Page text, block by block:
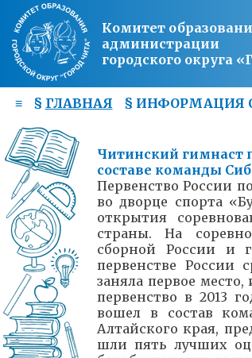
Комитет
администрации
городского округа
≡ § ГЛАВНАЯ § ИНФОРМАЦИЯ
Читинский гимнаст
составе команды
Первенство России
во дворце спорта
открытия
страны. На
сборной России и
первенстве России
заняла первое
первенство в 2013
вошел в состав
Алтайского края,
шли пять лучших